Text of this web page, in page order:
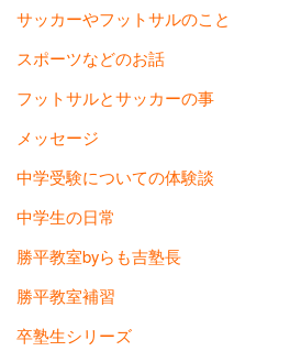
サッカーやフットサルのこと
スポーツなどのお話
フットサルとサッカーの事
メッセージ
中学受験についての体験談
中学生の日常
勝平教室byらも吉塾長
勝平教室補習
卒塾生シリーズ